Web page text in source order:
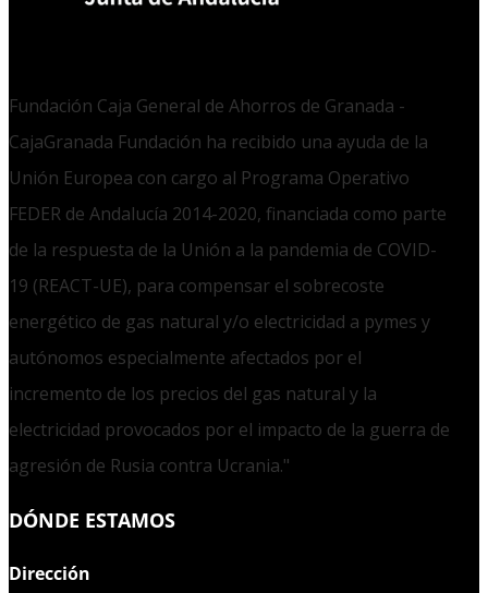
Fundación Caja General de Ahorros de Granada -
CajaGranada Fundación ha recibido una ayuda de la
Unión Europea con cargo al Programa Operativo
FEDER de Andalucía 2014-2020, financiada como parte
de la respuesta de la Unión a la pandemia de COVID-
19 (REACT-UE), para compensar el sobrecoste
energético de gas natural y/o electricidad a pymes y
autónomos especialmente afectados por el
incremento de los precios del gas natural y la
electricidad provocados por el impacto de la guerra de
agresión de Rusia contra Ucrania."
DÓNDE ESTAMOS
Dirección